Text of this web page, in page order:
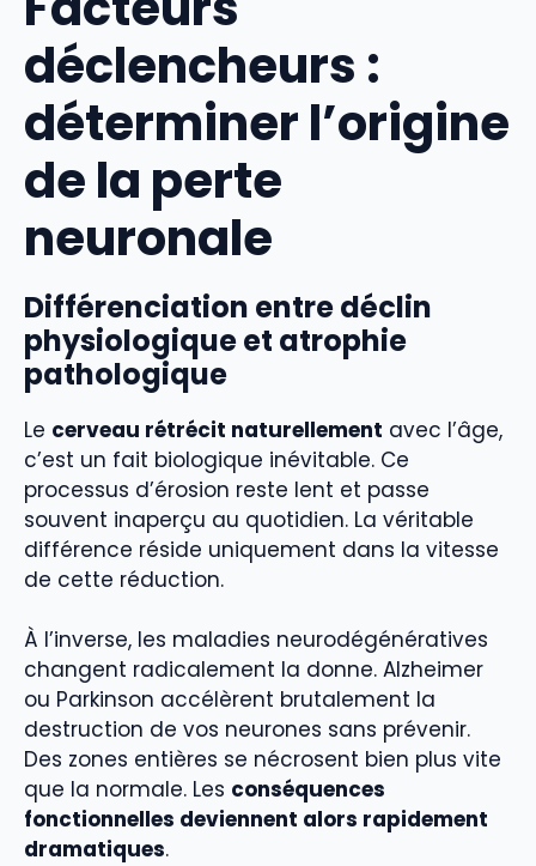
déclencheurs :
déterminer l’origine
de la perte
neuronale
Différenciation entre déclin
physiologique et atrophie
pathologique
Le cerveau rétrécit naturellement avec l’âge,
c’est un fait biologique inévitable. Ce
processus d’érosion reste lent et passe
souvent inaperçu au quotidien. La véritable
différence réside uniquement dans la vitesse
de cette réduction.
À l’inverse, les maladies neurodégénératives
changent radicalement la donne. Alzheimer
ou Parkinson accélèrent brutalement la
destruction de vos neurones sans prévenir.
Des zones entières se nécrosent bien plus vite
que la normale. Les conséquences
fonctionnelles deviennent alors rapidement
dramatiques.